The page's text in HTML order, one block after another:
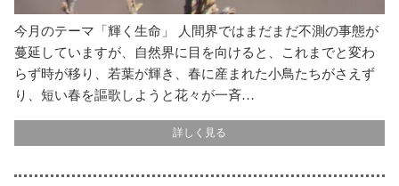
今月のテーマ「輝く生命」 人間界ではまだまだ不測の事態が
蔓延していますが、自然界に目を向けると、これまでと変わ
らず時が移り、若葉が輝き、春に産まれた小鳥たちがさえず
り、短い春を謳歌しようと花々が一斉…
詳しく見る